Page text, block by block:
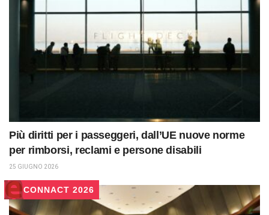
Più diritti per i passeggeri, dall’UE nuove norme
per rimborsi, reclami e persone disabili
25 GIUGNO 2026
CONNACT 2026